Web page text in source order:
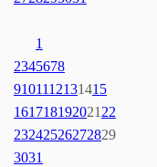
1
2345678
9101112131415
161718192021 22
23242526272829
3031